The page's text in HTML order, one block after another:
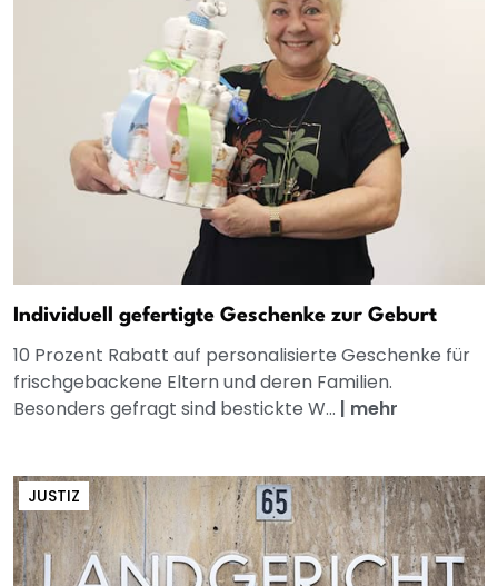
Individuell gefertigte Geschenke zur Geburt
10 Prozent Rabatt auf personalisierte Geschenke für
frischgebackene Eltern und deren Familien.
Besonders gefragt sind bestickte W... | mehr
JUSTIZ